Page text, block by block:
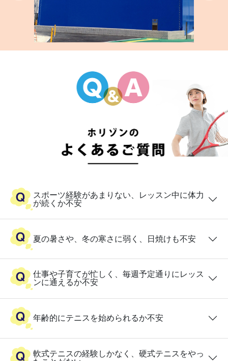
スポーツ経験があまりない、レッスン中に体力
が続くか不安
夏の暑さや、冬の寒さに弱く、日焼けも不安
仕事や子育てが忙しく、毎週予定通りにレッス
ンに通えるか不安
年齢的にテニスを始められるか不安
軟式テニスの経験しかなく、硬式テニスをやっ